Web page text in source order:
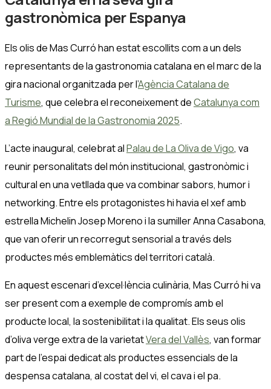
gastronòmica per Espanya
Els olis de Mas Curró han estat escollits com a un dels
representants de la gastronomia catalana en el marc de la
gira nacional organitzada per l’Agència Catalana de
Turisme, que celebra el reconeixement deCatalunya com
a Regió Mundial de la Gastronomia 2025.
L’acte inaugural, celebrat alPalau de La Oliva de Vigo, va
reunir personalitats del món institucional, gastronòmic i
cultural en una vetllada que va combinar sabors, humor i
networking. Entre els protagonistes hi havia el xef amb
estrella Michelin Josep Moreno i la sumiller Anna Casabona,
que van oferir un recorregut sensorial a través dels
productes més emblemàtics del territori català.
En aquest escenari d’excel·lència culinària, Mas Curró hi va
ser present com a exemple de compromís amb el
producte local, la sostenibilitat i la qualitat. Els seus olis
d’oliva verge extra de la varietatVera del Vallès, van formar
part de l’espai dedicat als productes essencials de la
despensa catalana, al costat del vi, el cava i el pa.